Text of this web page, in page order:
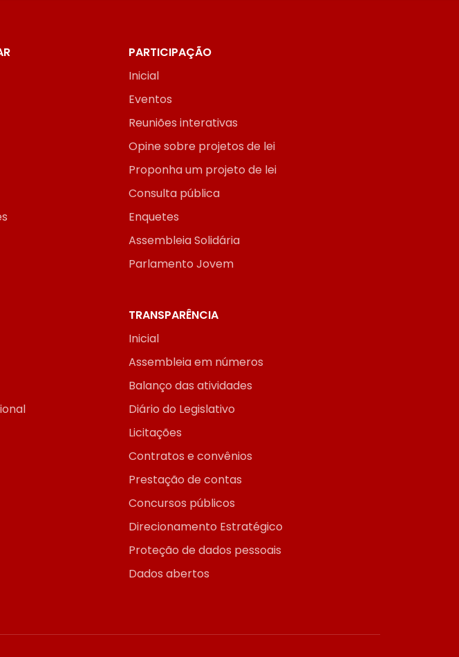
PARTICIPAÇÃO
Inicial
Eventos
Reuniões interativas
Opine sobre projetos de lei
Proponha um projeto de lei
Consulta pública
Enquetes
Assembleia Solidária
Parlamento Jovem
TRANSPARÊNCIA
Inicial
Assembleia em números
Balanço das atividades
Diário do Legislativo
Licitações
Contratos e convênios
Prestação de contas
Concursos públicos
Direcionamento Estratégico
Proteção de dados pessoais
Dados abertos